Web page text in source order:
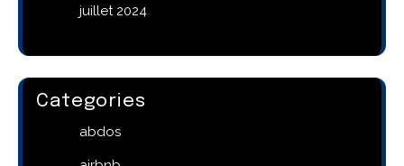
juillet 2024
Categories
abdos